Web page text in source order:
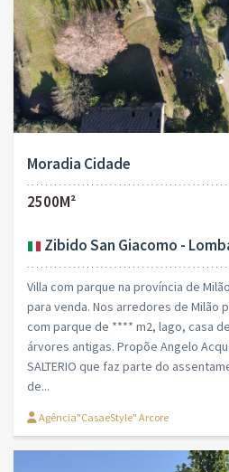
Moradia Cidade
2500M²
Zibido San Giacomo -
Villa com parque na província de
para venda. Nos arredores de Milão
com parque de **** m2, lago, casa
árvores antigas. Propõe Angelo
SALTERIO que faz parte do
de...
Agência"CasaeStyle" Arcore